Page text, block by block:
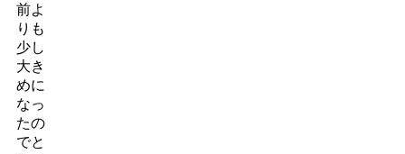
前よ
りも
少し
大き
めに
なっ
たの
でと